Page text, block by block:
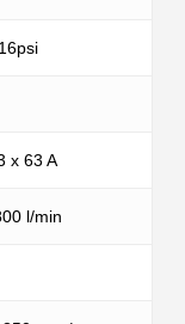
x 63 A
l/min